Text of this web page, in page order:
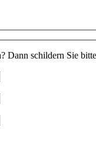
Dann schildern Sie